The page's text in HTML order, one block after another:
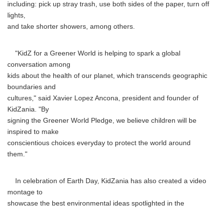
including: pick up stray trash, use both sides of the paper, turn off
lights,
and take shorter showers, among others.
"KidZ for a Greener World is helping to spark a global
conversation among
kids about the health of our planet, which transcends geographic
boundaries and
cultures," said Xavier Lopez Ancona, president and founder of
KidZania. "By
signing the Greener World Pledge, we believe children will be
inspired to make
conscientious choices everyday to protect the world around
them."
In celebration of Earth Day, KidZania has also created a video
montage to
showcase the best environmental ideas spotlighted in the